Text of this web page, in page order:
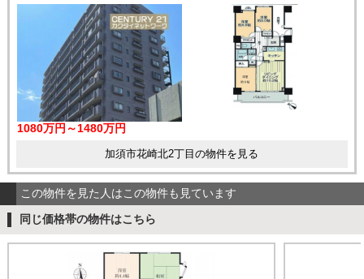
1080万円～1480万円
加須市花崎北2丁目の物件を見る
この物件を見た人はこの物件も見ています
同じ価格帯の物件はこちら